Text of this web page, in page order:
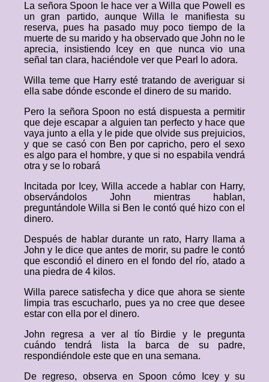
La señora Spoon le hace ver a Willa que Powell es
un gran partido, aunque Willa le manifiesta su
reserva, pues ha pasado muy poco tiempo de la
muerte de su marido y ha observado que John no le
aprecia, insistiendo Icey en que nunca vio una
señal tan clara, haciéndole ver que Pearl lo adora.
Willa teme que Harry esté tratando de averiguar si
ella sabe dónde esconde el dinero de su marido.
Pero la señora Spoon no está dispuesta a permitir
que deje escapar a alguien tan perfecto y hace que
vaya junto a ella y le pide que olvide sus prejuicios,
y que se casó con Ben por capricho, pero el sexo
es algo para el hombre, y que si no espabila vendrá
otra y se lo robará
Incitada por Icey, Willa accede a hablar con Harry,
observándolos John mientras hablan,
preguntándole Willa si Ben le contó qué hizo con el
dinero.
Después de hablar durante un rato, Harry llama a
John y le dice que antes de morir, su padre le contó
que escondió el dinero en el fondo del río, atado a
una piedra de 4 kilos.
Willa parece satisfecha y dice que ahora se siente
limpia tras escucharlo, pues ya no cree que desee
estar con ella por el dinero.
John regresa a ver al tío Birdie y le pregunta
cuándo tendrá lista la barca de su padre,
respondiéndole este que en una semana.
De regreso, observa en Spoon cómo Icey y su